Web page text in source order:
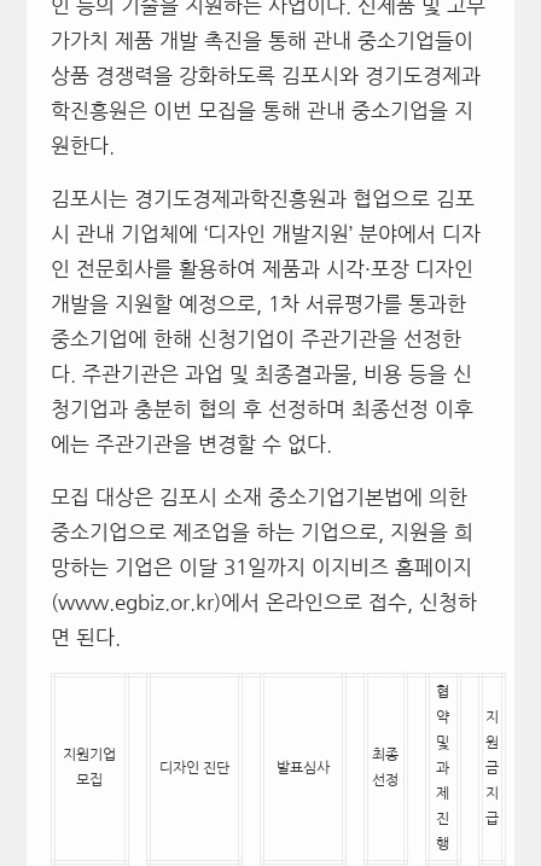
인 등의 기술을 지원하는 사업이다. 신제품 및 고부
가가치 제품 개발 촉진을 통해 관내 중소기업들이
상품 경쟁력을 강화하도록 김포시와 경기도경제과
학진흥원은 이번 모집을 통해 관내 중소기업을 지
원한다.
김포시는 경기도경제과학진흥원과 협업으로 김포
시 관내 기업체에 ‘디자인 개발지원’ 분야에서 디자
인 전문회사를 활용하여 제품과 시각·포장 디자인
개발을 지원할 예정으로, 1차 서류평가를 통과한
중소기업에 한해 신청기업이 주관기관을 선정한
다. 주관기관은 과업 및 최종결과물, 비용 등을 신
청기업과 충분히 협의 후 선정하며 최종선정 이후
에는 주관기관을 변경할 수 없다.
모집 대상은 김포시 소재 중소기업기본법에 의한
중소기업으로 제조업을 하는 기업으로, 지원을 희
망하는 기업은 이달 31일까지 이지비즈 홈페이지
(www.egbiz.or.kr)에서 온라인으로 접수, 신청하
면 된다.
지원기업
모집
디자인 진단 발표심사
최종
선정
협
약
및
과
제
진
행
지
원
금
지
급